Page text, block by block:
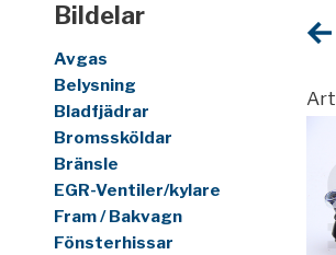
Bildelar
Avgas
Belysning
Bladfjädrar
Bromssköldar
Bränsle
EGR-Ventiler/kylare
Fram / Bakvagn
Fönsterhissar